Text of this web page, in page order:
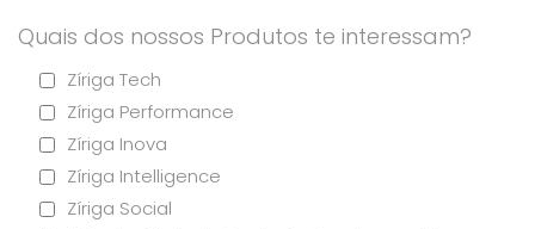
Quais dos nossos Produtos te interessam?
Zíriga Tech
Zíriga Performance
Zíriga Inova
Zíriga Intelligence
Zíriga Social